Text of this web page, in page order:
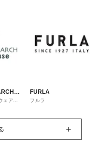
ェアハ
FURLA
フルラ